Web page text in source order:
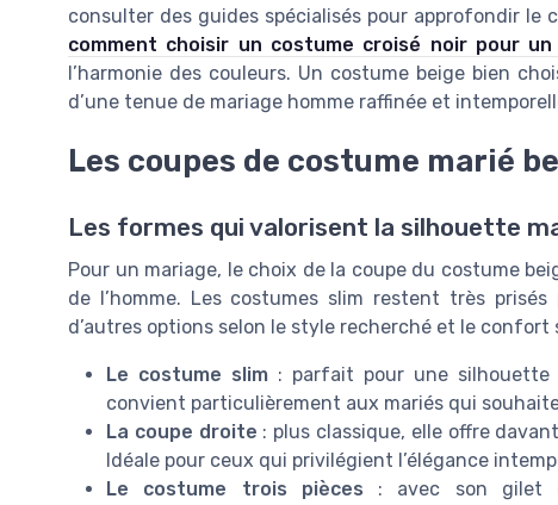
consulter des guides spécialisés pour approfondir
comment choisir un costume croisé noir pour
l’harmonie des couleurs. Un costume beige bien
d’une tenue de mariage homme raffinée et
Les coupes de costume marié
Les formes qui valorisent la silhouette
Pour un mariage, le choix de la coupe du costume
de l’homme. Les costumes slim restent très
d’autres options selon le style recherché et le confort
Le costume slim : parfait pour une silhouette
convient particulièrement aux mariés qui
La coupe droite : plus classique, elle offre
Idéale pour ceux qui privilégient l’élégance
Le costume trois pièces : avec son gilet